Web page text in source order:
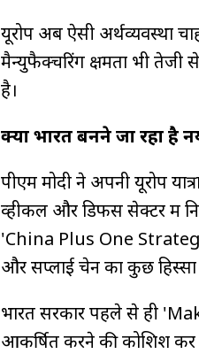
यूरोप अब ऐसी अर्थव्यवस्था
मैन्युफैक्चरिंग क्षमता भी तेजी से
है।
क्या भारत बनने जा रहा है
पीएम मोदी ने अपनी यूरोप
व्हीकल और डिफेंस सेक्टर में
'China Plus One
और सप्लाई चेन का कुछ हिस्सा
भारत सरकार पहले से ही
आकर्षित करने की कोशिश